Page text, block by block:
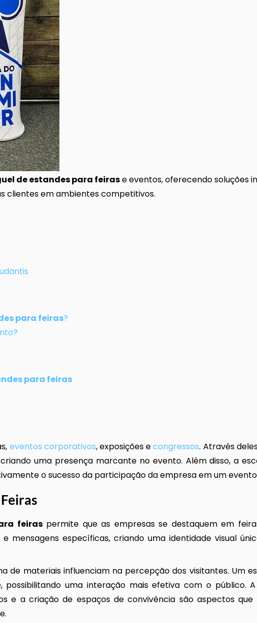
de estandes para feirase eventos, oferecendo soluções
clientes em ambientes competitivos.
para feiras?
para feiras
eventos corporativos, exposições econgressos. Através
uma presença marcante no evento. Além disso, a
o sucesso da participação da empresa em um
feiraspermite que as empresas se destaquem em
mensagens específicas, criando uma identidade visual
de materiais influenciam na percepção dos visitantes. Um
uma interação mais efetiva com o público. A
e a criação de espaços de convivência são aspectos